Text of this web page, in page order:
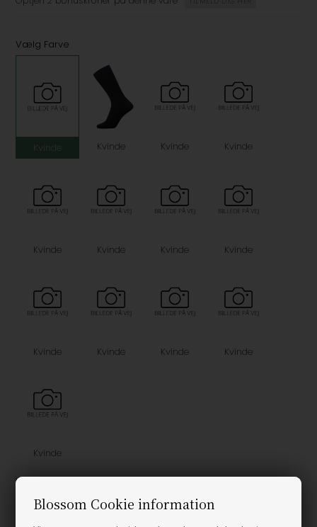
Blossom Cookie information
Vælg Farve
Kvinde Kvinde Kvinde Kvinde
Kvinde Kvinde Kvinde Kvinde
Kvinde Kvinde Kvinde Kvinde
Kvinde
Vælg Størrelse
40-47